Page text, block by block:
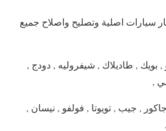
سيارات اصلية وتصليح واصلاح جميع
, بويك , طاديلاك , شيفروليه , دودج ,
,
, جيب , تويوتا , فولفو , نيسان ,